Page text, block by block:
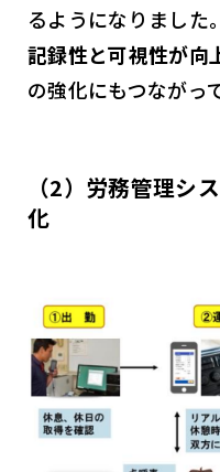
るようになりました
記録性と可視性が向
の強化にもつながっ
（2）労務管理シ
化